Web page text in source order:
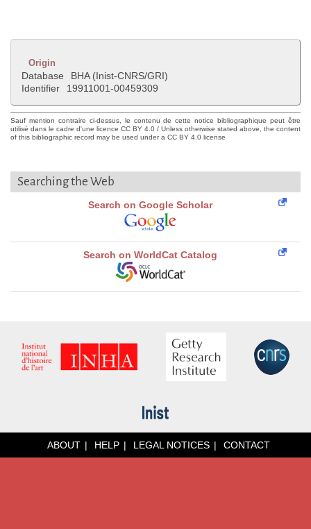
Origin
Database
BHA (Inist-CNRS/GRI)
Identifier
19911001-00459309
Sauf mention contraire ci-dessus, le contenu de cette notice bibliographique peut être
utilisé dans le cadre d'une licence CC BY 4.0 / Unless otherwise stated above, the content
of this bibliographic record may be used under a CC BY 4.0 license
Searching the Web
Search on Google Scholar
Search on WorldCat Catalog
ABOUT HELP LEGAL NOTICES CONTACT